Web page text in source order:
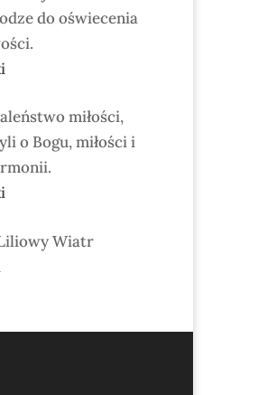
do oświecenia
miłości,
o Bogu, miłości i
Wiatr